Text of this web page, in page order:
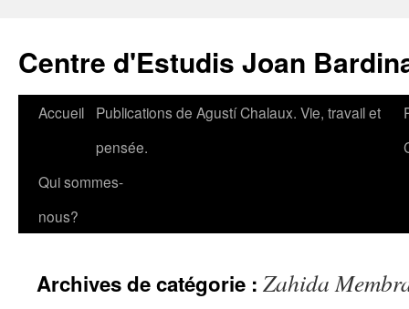
contenu
Centre d'Estudis Joan
Accueil
Publications de Agustí Chalaux. Vie, travail et
pensée.
Qui sommes-
nous?
Archives de catégorie : Zahida